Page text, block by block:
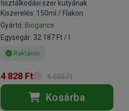
tisztálkodási szer kutyának
Kiszerelés: 150ml / Flakon
Gyártó: Biogance
Egységár: 32 187 Ft / l
Raktáron
4 828 Ft 6 035 Ft
Kosárba